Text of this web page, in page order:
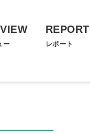
ー
REPORT
レポート